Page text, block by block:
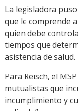
La legisladora
que le comprende
quien debe
tiempos que
asistencia de salud.
Para Reisch, el
mutualistas que
incumplimiento y